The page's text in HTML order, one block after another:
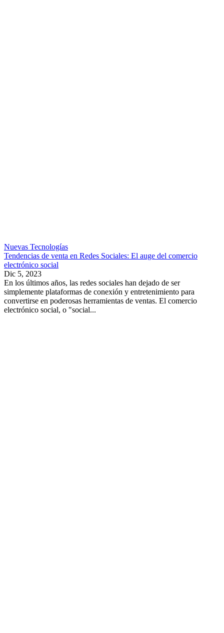
Nuevas Tecnologías
Tendencias de venta en Redes Sociales: El auge del comercio
electrónico social
Dic 5, 2023
En los últimos años, las redes sociales han dejado de ser
simplemente plataformas de conexión y entretenimiento para
convertirse en poderosas herramientas de ventas. El comercio
electrónico social, o "social...